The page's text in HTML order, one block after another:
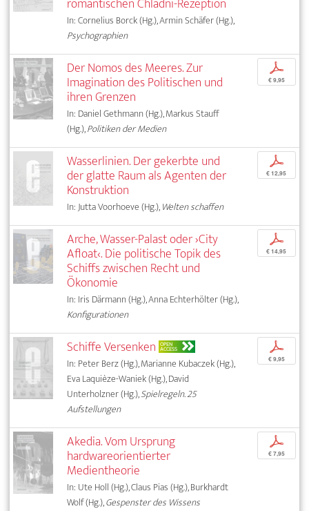
In: Cornelius Borck (Hg.), Armin Schäfer (Hg.),
Psychographien
Der Nomos des Meeres. Zur
Imagination des Politischen und
ihren Grenzen
In: Daniel Gethmann (Hg.), Markus Stauff
(Hg.),Politiken der Medien
p
€ 9,95
Wasserlinien. Der gekerbte und
der glatte Raum als Agenten der
Konstruktion
In: Jutta Voorhoeve (Hg.),Welten schaffen
p
€ 12,95
Arche, Wasser-Palast oder ›City
Afloat‹. Die politische Topik des
Schiffs zwischen Recht und
Ökonomie
In: Iris Därmann (Hg.), Anna Echterhölter (Hg.),
Konfigurationen
p
€ 14,95
Schiffe Versenken OPEN
ACCESS
In: Peter Berz (Hg.), Marianne Kubaczek (Hg.),
Eva Laquièze-Waniek (Hg.), David
Unterholzner (Hg.),Spielregeln. 25
Aufstellungen
p
€ 9,95
Akedia. Vom Ursprung
hardwareorientierter
Medientheorie
In: Ute Holl (Hg.), Claus Pias (Hg.), Burkhardt
Wolf (Hg.),Gespenster des Wissens
p
€ 7,95